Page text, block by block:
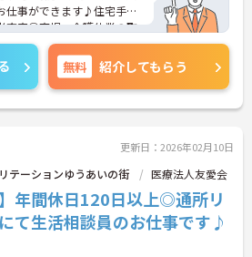
仕事ができます♪住宅手当
充実◎育児・介護休業の取
テージの変化にも柔軟に対
ー通勤の際は無料駐車場
保や自己負担の必要はあり
面接ポイントをお伝えしま
ください。
無料 紹介してもらう
更新日：2026年02月10日
テーションゆうあいの街 医療法人友愛会
】年間休日120日以上◎通所リ
て生活相談員のお仕事です♪